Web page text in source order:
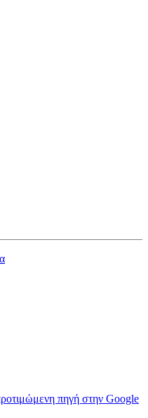
πηγή στην Google